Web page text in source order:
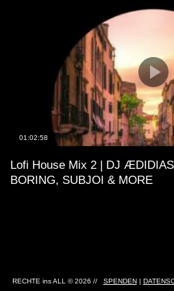
01:02:58
Lofi House Mix 2 | DJ
BORING, SUBJOI & MORE
RECHTE ins ALL © 2026 // SPENDEN|